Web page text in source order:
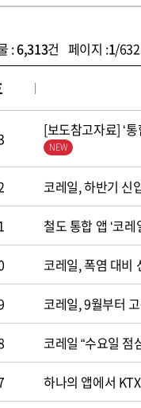
:6,313건 페이지 :1/632
[보도참고자료] ‘
코레일, 하반기
철도 통합 앱 ‘코
코레일, 폭염 대
코레일, 9월부터
코레일 “수요일 점
하나의 앱에서